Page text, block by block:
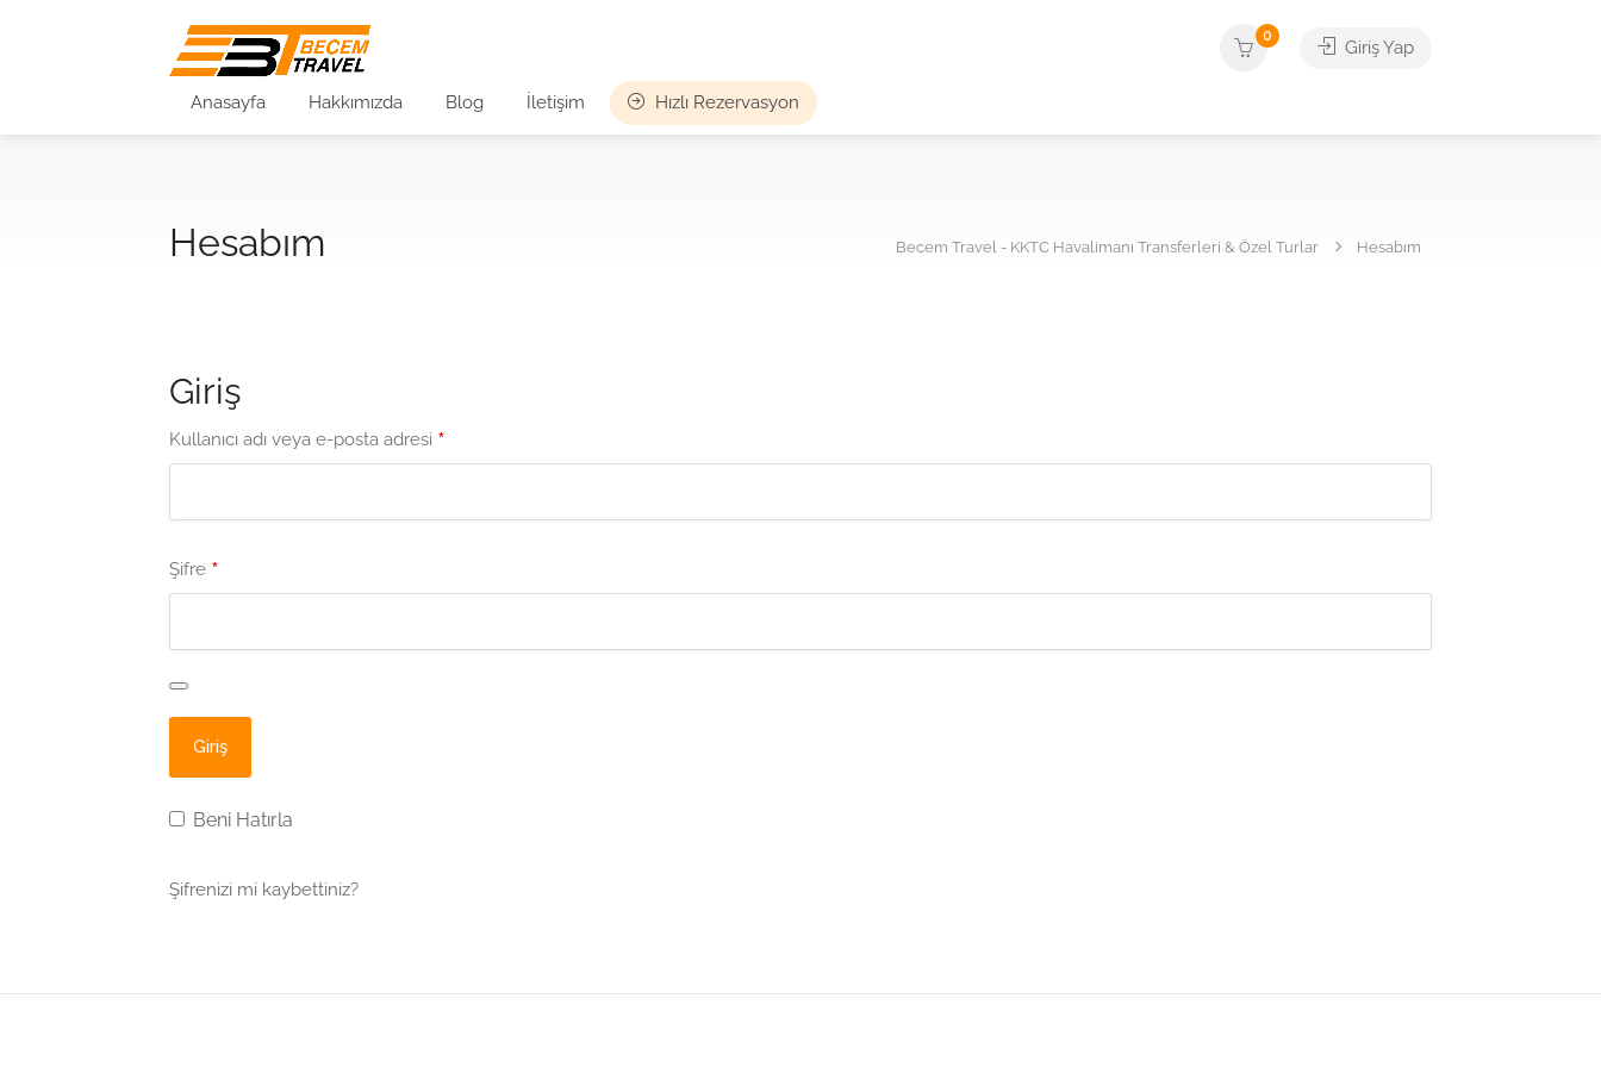
Anasayfa Hakkımızda Blog İletişim Hızlı Rezervasyon
0
Giriş Yap
Hesabım Becem Travel - KKTC Havalimanı Transferleri & Özel Turlar Hesabım
Giriş
Kullanıcı adı veya e-posta adresi *
Şifre *
Beni Hatırla
Şifrenizi mi kaybettiniz?